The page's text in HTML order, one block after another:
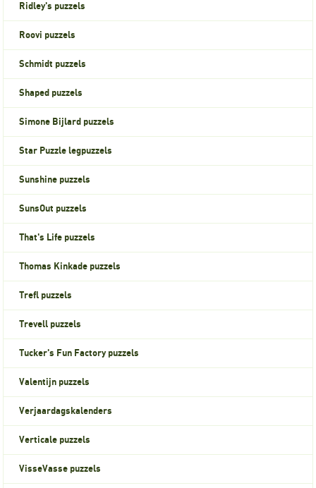
Ridley's puzzels
Roovi puzzels
Schmidt puzzels
Shaped puzzels
Simone Bijlard puzzels
Star Puzzle legpuzzels
Sunshine puzzels
SunsOut puzzels
That's Life puzzels
Thomas Kinkade puzzels
Trefl puzzels
Trevell puzzels
Tucker's Fun Factory puzzels
Valentijn puzzels
Verjaardagskalenders
Verticale puzzels
VisseVasse puzzels